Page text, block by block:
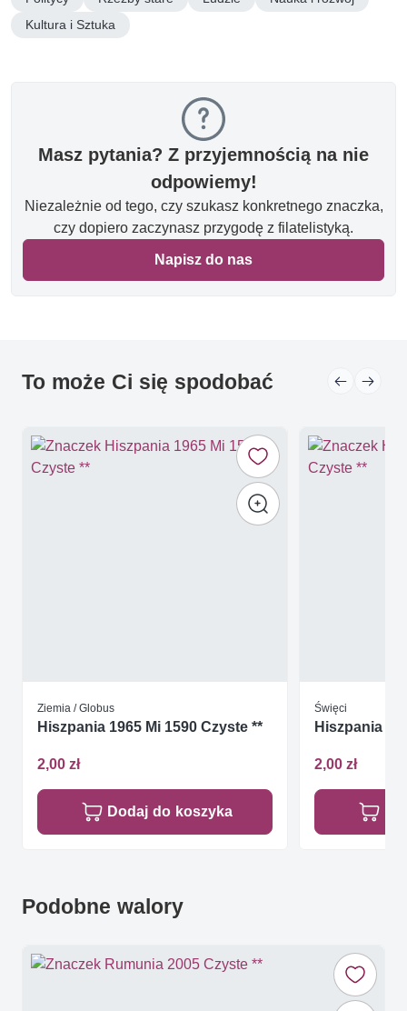
Kultura i Sztuka
Masz pytania? Z przyjemnością na nie
odpowiemy!
Niezależnie od tego, czy szukasz konkretnego znaczka,
czy dopiero zaczynasz przygodę z filatelistyką.
Napisz do nas
To może Ci się spodobać
Ziemia / Globus
Hiszpania 1965 Mi 1590 Czyste **
2,00 zł
Dodaj do koszyka
Święci
Hiszpania
2,00 zł
Podobne walory